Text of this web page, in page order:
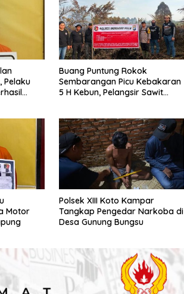
Pelaku
Buang Puntung Rokok
Sembarangan Picu Kebakaran
5 H Kebun, Pelangsir Sawit
Motor
Polsek XIII Koto Kampar
Tangkap Pengedar Narkoba di
Desa Gunung Bungsu